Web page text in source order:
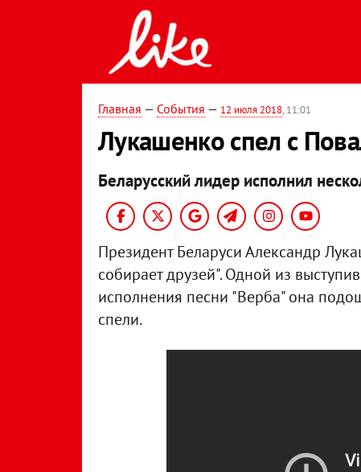
Главная — События — 12 июля 2018, 11:01
Лукашенко спел с
Беларусский лидер исполнил
Президент Беларуси Александр
собирает друзей". Одной из
исполнения песни "Верба" она
спели.